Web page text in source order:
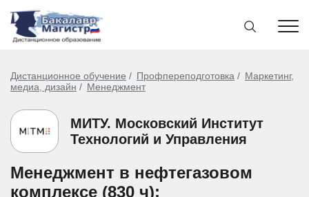
Дистанционное обучение Профпереподготовка
Маркетинг,
медиа, дизайн
Менеджмент
МИТУ. Московский Институт
Технологий и Управления
Менеджмент в нефтегазовом
комплексе (830 ч):